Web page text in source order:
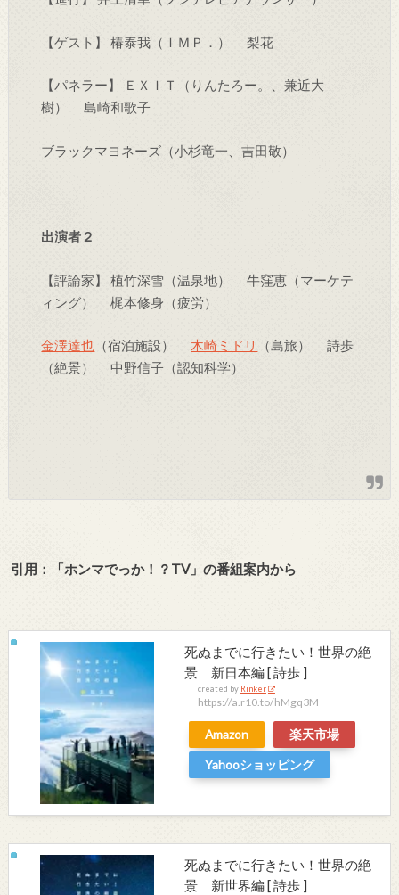
【ゲスト】 椿泰我（ＩＭＰ．） 梨花
【パネラー】 ＥＸＩＴ（りんたろー。、兼近大
樹） 島崎和歌子
ブラックマヨネーズ（小杉竜一、吉田敬）
出演者２
【評論家】 植竹深雪（温泉地） 牛窪恵（マーケテ
ィング） 梶本修身（疲労）
金澤達也 （宿泊施設） 木崎ミドリ
（島旅） 詩歩
（絶景） 中野信子（認知科学）
引用：「ホンマでっか！？TV」の番組案内から
死ぬまでに行きたい！世界の絶
景 新日本編 [ 詩歩 ]
created by Rinker
https://a.r10.to/hMgq3M
Amazon
楽天市場
Yahooショッピング
死ぬまでに行きたい！世界の絶
景 新世界編 [ 詩歩 ]